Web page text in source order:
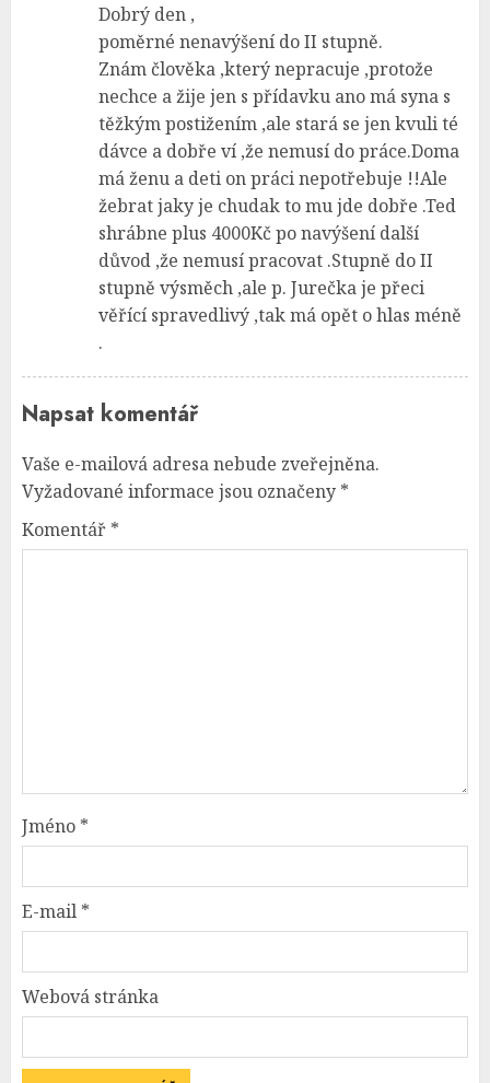
Dobrý den ,
poměrné nenavýšení do II stupně.
Znám člověka ,který nepracuje ,protože
nechce a žije jen s přídavku ano má syna s
těžkým postižením ,ale stará se jen kvuli té
dávce a dobře ví ,že nemusí do práce.Doma
má ženu a deti on práci nepotřebuje !!Ale
žebrat jaky je chudak to mu jde dobře .Ted
shrábne plus 4000Kč po navýšení další
důvod ,že nemusí pracovat .Stupně do II
stupně výsměch ,ale p. Jurečka je přeci
věřící spravedlivý ,tak má opět o hlas méně
.
Napsat komentář
Vaše e-mailová adresa nebude zveřejněna.
Vyžadované informace jsou označeny *
Komentář *
Jméno *
E-mail *
Webová stránka